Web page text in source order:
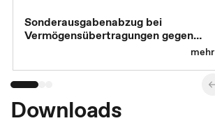
Sonderausgabenabzug bei
Vermögensübertragungen gegen
mehr
Downloads